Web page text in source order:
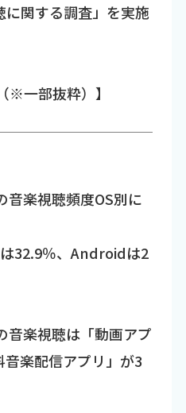
に関する調査」を実施
※一部抜粋）】
楽視聴頻度OS別に
32.9％、Androidは2
楽視聴は「動画アプ
音楽配信アプリ」が3